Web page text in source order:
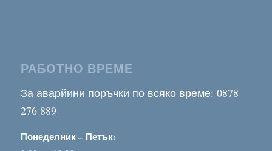
РАБОТНО ВРЕМЕ
За аварйини поръчки по всяко време: 0878
276 889
Понеделник – Петък: